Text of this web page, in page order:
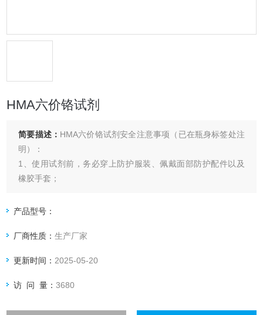
HMA六价铬试剂
简要描述： HMA六价铬试剂安全注意事项（已在瓶身标签处注
明）：
1、使用试剂前，务必穿上防护服装、佩戴面部防护配件以及
橡胶手套；
出；
4、如有试剂溅出，切记及时将其擦拭干净。
产品型号：
厂商性质：生产厂家
更新时间： 2025-05-20
访 问 量：3680